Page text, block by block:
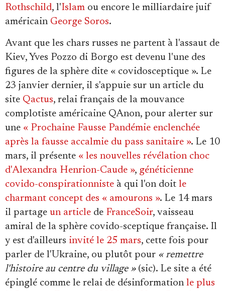
Rothschild, l'Islam ou encore le milliardaire juif
américain George Soros.
Avant que les chars russes ne partent à l'assaut de
Kiev, Yves Pozzo di Borgo est devenu l'une des
figures de la sphère dite « covidosceptique ». Le
23 janvier dernier, il s'appuie sur un article du
site Qactus, relai français de la mouvance
complotiste américaine QAnon, pour alerter sur
une « Prochaine Fausse Pandémie enclenchée
après la fausse accalmie du pass sanitaire ». Le 10
mars, il présente « les nouvelles révélation choc
d'Alexandra Henrion-Caude », généticienne
covido-conspirationniste à qui l'on doit le
charmant concept des « amourons ». Le 14 mars
il partage un article de FranceSoir, vaisseau
amiral de la sphère covido-sceptique française. Il
y est d'ailleurs invité le 25 mars, cette fois pour
parler de l'Ukraine, ou plutôt pour « remettre
l'histoire au centre du village »(sic). Le site a été
épinglé comme le relai de désinformation le plus